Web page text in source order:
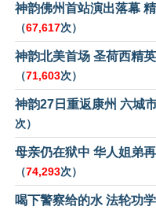
神韵佛州首站演出落幕
（67,617次）
神韵北美首场 圣荷西精
（71,603次）
神韵27日重返康州 六城
次）
母亲仍在狱中 华人姐弟
（74,293次）
喝下警察给的水 法轮功